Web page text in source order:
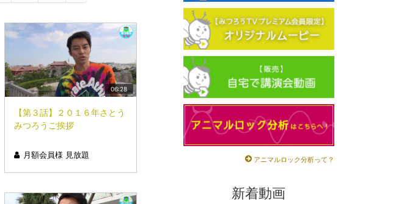
06:28
【第３話】２０１６年さとう
みつろうご挨拶
月額会員様 見放題
アニマルロック分析って？
新着動画